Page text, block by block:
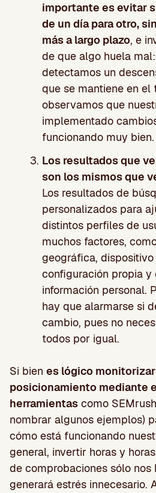
importante es evitar
de un día para otro,
más a largo plazo, e
de que algo huela
detectamos un
que se mantiene en el
observamos que
implementado
funcionando muy bien.
Los resultados que
son los mismos que
Los resultados de
personalizados para
distintos perfiles de
muchos factores,
geográfica, dispositivo
configuración propia y
información personal.
hay que alarmarse si
cambio, pues no
todos por igual.
Si bien es lógico
posicionamiento mediante
herramientas como
nombrar algunos ejemplos)
cómo está funcionando
general, invertir horas y
de comprobaciones sólo
generará estrés innecesario.